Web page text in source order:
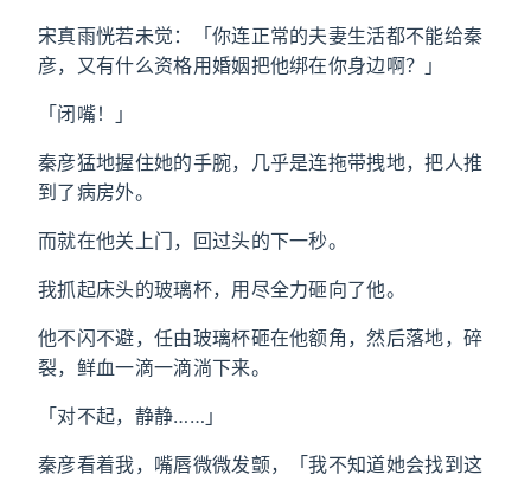
宋真雨恍若未觉：「你连正常的夫妻生活都不能给秦
彦，又有什么资格用婚姻把他绑在你身边啊？」
「闭嘴！」
秦彦猛地握住她的手腕，几乎是连拖带拽地，把人推
到了病房外。
而就在他关上门，回过头的下一秒。
我抓起床头的玻璃杯，用尽全力砸向了他。
他不闪不避，任由玻璃杯砸在他额角，然后落地，碎
裂，鲜血一滴一滴淌下来。
「对不起，静静……」
秦彦看着我，嘴唇微微发颤，「我不知道她会找到这